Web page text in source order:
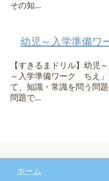
その知...
幼児～入学準備ワ
【すきるまドリル】幼児
～入学準備ワーク ちえ
て、知識・常識を問う問
問題で...
ホーム